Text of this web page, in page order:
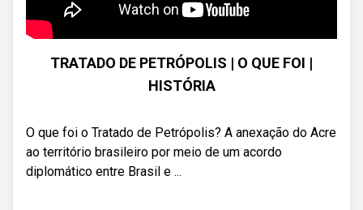
TRATADO DE PETRÓPOLIS | O QUE FOI |
HISTÓRIA
O que foi o Tratado de Petrópolis? A anexação do Acre
ao território brasileiro por meio de um acordo
diplomático entre Brasil e ...